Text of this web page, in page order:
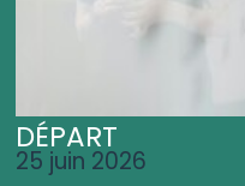
DÉPART
25 juin 2026